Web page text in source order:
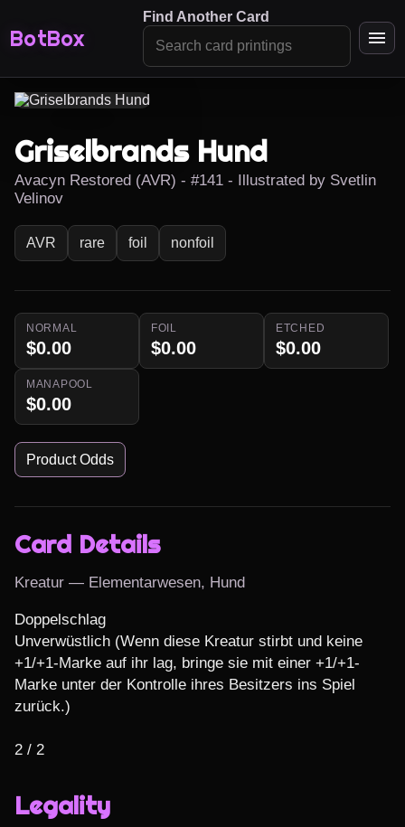
BotBox
Find Another Card
Griselbrands Hund
Avacyn Restored (AVR) - #141 - Illustrated by Svetlin
Velinov
AVR rare foil nonfoil
NORMAL
$0.00
FOIL
$0.00
ETCHED
$0.00
MANAPOOL
$0.00
Product Odds
Card Details
Kreatur — Elementarwesen, Hund
Doppelschlag
Unverwüstlich (Wenn diese Kreatur stirbt und keine
+1/+1-Marke auf ihr lag, bringe sie mit einer +1/+1-
Marke unter der Kontrolle ihres Besitzers ins Spiel
zurück.)
2 / 2
Legality